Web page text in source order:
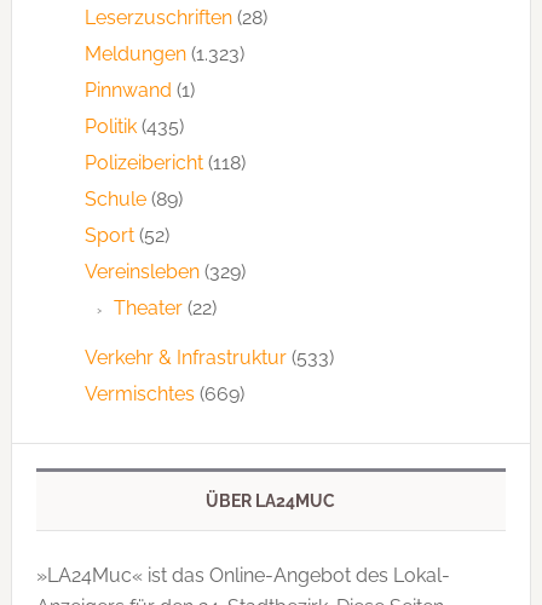
Leserzuschriften(28)
Meldungen(1.323)
Pinnwand (1)
Politik(435)
Polizeibericht(118)
Schule(89)
Sport(52)
Vereinsleben(329)
Theater(22)
Verkehr & Infrastruktur(533)
Vermischtes (669)
ÜBER LA24MUC
»LA24Muc« ist das Online-Angebot des Lokal-